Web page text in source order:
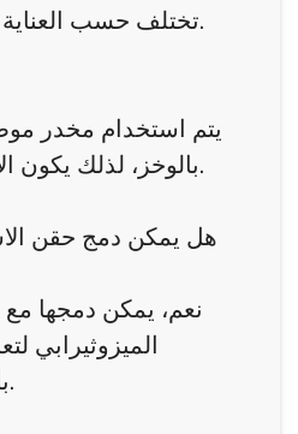
تختلف حسب العناية بالبشرة ونمط الحياة.
يتم استخدام مخدر
بالوخز، لذلك يكون الإجراء غير مؤلم تقريبًا.
نعم، يمكن دمجها مع
الميزوثيرابي
بالاستشارة قبل الدمج.